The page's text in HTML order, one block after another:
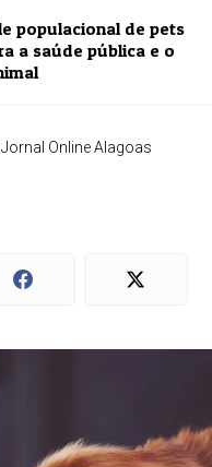
populacional de pets
a saúde pública e o
Online Alagoas